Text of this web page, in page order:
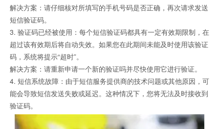
解决方案：请仔细核对所填写的手机号码是否正确，再次请求发送
短信验证码。
3. 验证码已经被使用：每个短信验证码都具有一定有效期限制，在
超过该有效期后将自动失效。如果您在此期间未能及时使用该验证
码，系统将提示“超时”。
解决方案：请重新申请一个新的验证吗并尽快使用它进行验证。
4. 短信系统故障：由于短信服务提供商的技术问题或其他原因，可
能会导致短信发送失败或延迟。这种情况下，您将无法及时接收到
验证码。